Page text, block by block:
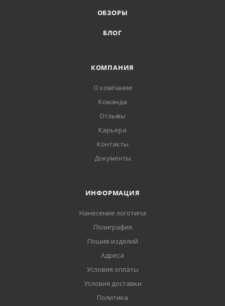
ОБЗОРЫ
БЛОГ
КОМПАНИЯ
О компании
Команда
Отзывы
Карьера
Контакты
Документы
ИНФОРМАЦИЯ
Нанесение логотипа
Полиграфия
Пошив изделий
Адреса
Условия оплаты
Условия доставки
Политика